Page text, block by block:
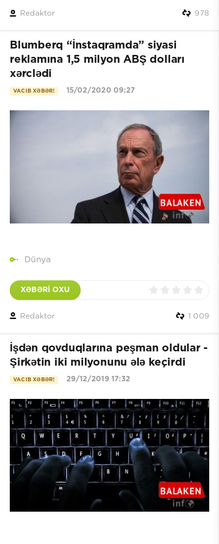
Redaktor 978
Blumberq “İnstaqramda” siyasi
reklamına 1,5 milyon ABŞ dolları
xərclədi
VACIB XƏBƏR! 15/02/2020 09:27
Dünya
XƏBƏRİ OXU
Redaktor 1 009
İşdən qovduqlarına peşman oldular -
Şirkətin iki milyonunu ələ keçirdi
VACIB XƏBƏR! 29/12/2019 17:32